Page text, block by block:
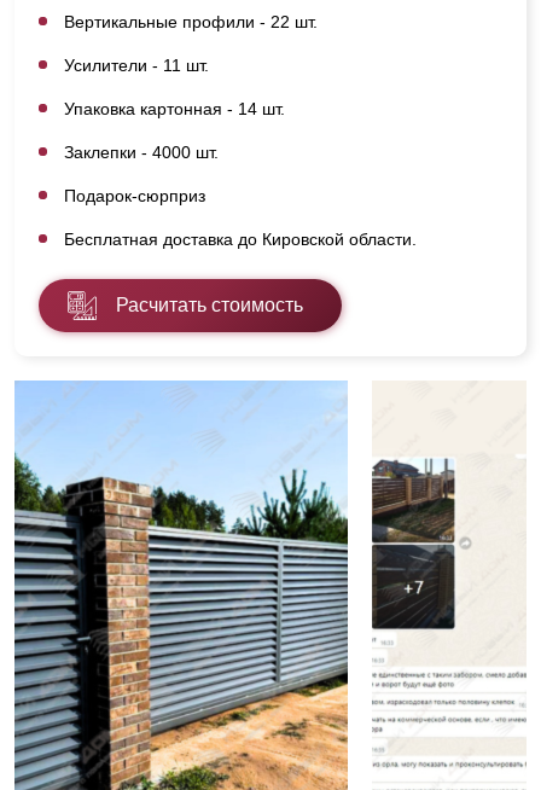
Вертикальные профили - 22 шт.
Усилители - 11 шт.
Упаковка картонная - 14 шт.
Заклепки - 4000 шт.
Подарок-сюрприз
Бесплатная доставка до Кировской области.
Расчитать стоимость